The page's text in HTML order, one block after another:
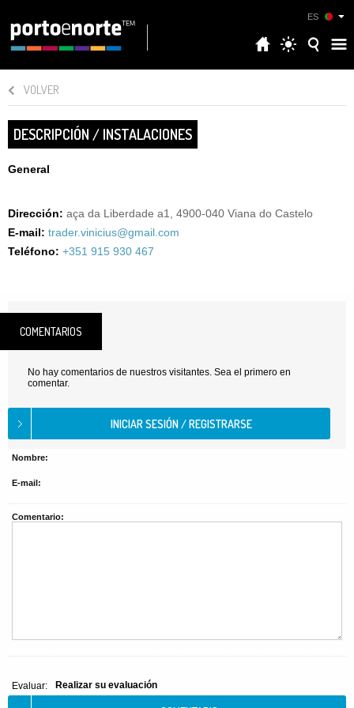
ES
VOLVER
DESCRIPCIÓN / INSTALACIONES
General
Dirección: aça da Liberdade a1, 4900-040 Viana do Castelo
E-mail: trader.vinicius@gmail.com
Teléfono: +351 915 930 467
COMENTARIOS
No hay comentarios de nuestros visitantes. Sea el primero en
comentar.
Nombre:
E-mail:
Comentario:
Evaluar: Realizar su evaluación